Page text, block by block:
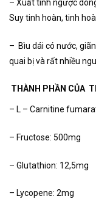
– Xuất tinh ngược
Suy tinh hoàn, tinh
– Bìu dái có nước,
quai bị và rất nhiều
THÀNH PHẦN CỦA
– L – Carnitine
– Fructose: 500mg
– Glutathion: 12,5mg
– Lycopene: 2mg